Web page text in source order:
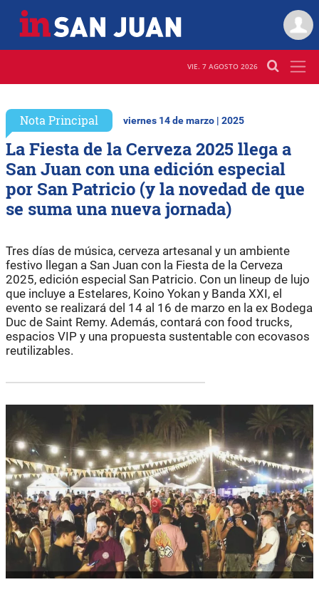
VIE. 7 AGOSTO 2026
Nota Principal viernes 14 de marzo | 2025
La Fiesta de la Cerveza 2025 llega a
San Juan con una edición especial
por San Patricio (y la novedad de que
se suma una nueva jornada)
Tres días de música, cerveza artesanal y un ambiente
festivo llegan a San Juan con la Fiesta de la Cerveza
2025, edición especial San Patricio. Con un lineup de lujo
que incluye a Estelares, Koino Yokan y Banda XXI, el
evento se realizará del 14 al 16 de marzo en la ex Bodega
Duc de Saint Remy. Además, contará con food trucks,
espacios VIP y una propuesta sustentable con ecovasos
reutilizables.